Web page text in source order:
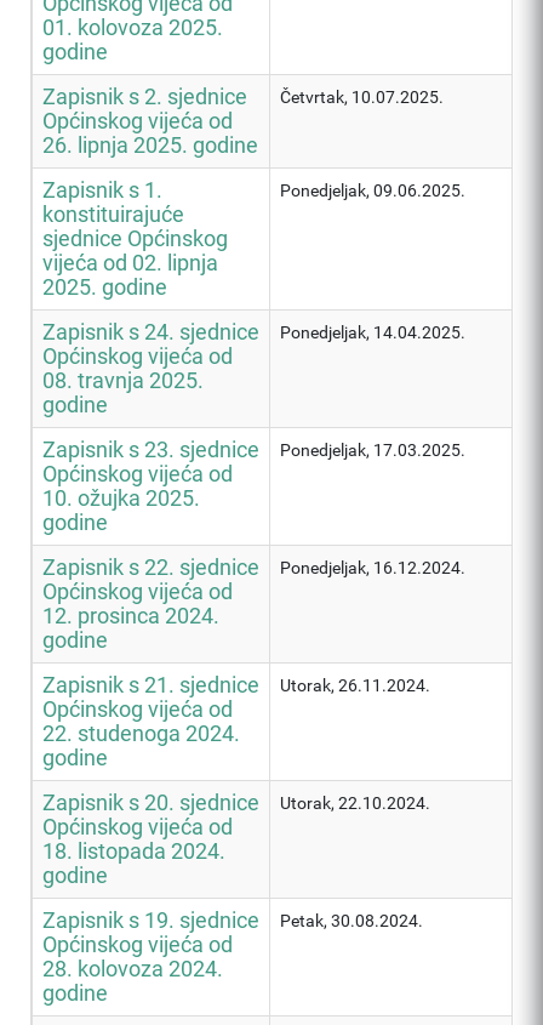
01. kolovoza 2025.
godine
Zapisnik s 2. sjednice
Općinskog vijeća od
26. lipnja 2025. godine
Četvrtak, 10.07.2025.
Zapisnik s 1.
konstituirajuće
sjednice Općinskog
vijeća od 02. lipnja
2025. godine
Ponedjeljak, 09.06.2025.
Zapisnik s 24. sjednice
Općinskog vijeća od
08. travnja 2025.
godine
Ponedjeljak, 14.04.2025.
Zapisnik s 23. sjednice
Općinskog vijeća od
10. ožujka 2025.
godine
Ponedjeljak, 17.03.2025.
Zapisnik s 22. sjednice
Općinskog vijeća od
12. prosinca 2024.
godine
Ponedjeljak, 16.12.2024.
Zapisnik s 21. sjednice
Općinskog vijeća od
22. studenoga 2024.
godine
Utorak, 26.11.2024.
Zapisnik s 20. sjednice
Općinskog vijeća od
18. listopada 2024.
godine
Utorak, 22.10.2024.
Zapisnik s 19. sjednice
Općinskog vijeća od
28. kolovoza 2024.
godine
Petak, 30.08.2024.